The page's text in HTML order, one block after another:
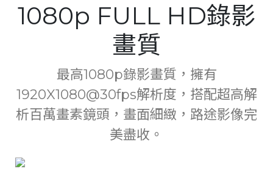
Romania
Russian Federation
Slovakia
Singapore
1080p FULL HD錄影
畫質
最高1080p錄影畫質，擁有
1920X1080@30fps解析度，搭配超高解
析百萬畫素鏡頭，畫面細緻，路途影像完
美盡收。